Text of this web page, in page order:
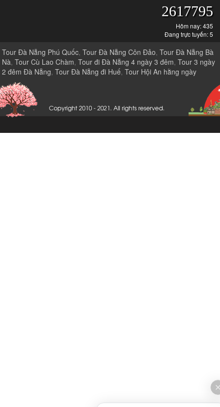
2617795
Hôm nay: 435
Đang trực tuyến: 5
Tour Đà Nẵng Phú Quốc,Tour Đà Nẵng Côn Đảo,Tour Đà Nẵng Bà
Nà,Tour Cù Lao Chàm,Tour đi Đà Nẵng 4 ngày 3 đêm,Tour 3 ngày
2 đêm Đà Nẵng,Tour Đà Nẵng đi Huế,Tour Hội An hằng ngày